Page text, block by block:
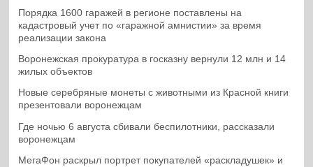
Порядка 1600 гаражей в регионе поставлены на
кадастровый учет по «гаражной амнистии» за время
реализации закона
Воронежская прокуратура в госказну вернули 12 млн и 14
жилых объектов
Новые серебряные монеты с животными из Красной книги
презентовали воронежцам
Где ночью 6 августа сбивали беспилотники, рассказали
воронежцам
МегаФон раскрыл портрет покупателей «раскладушек» и